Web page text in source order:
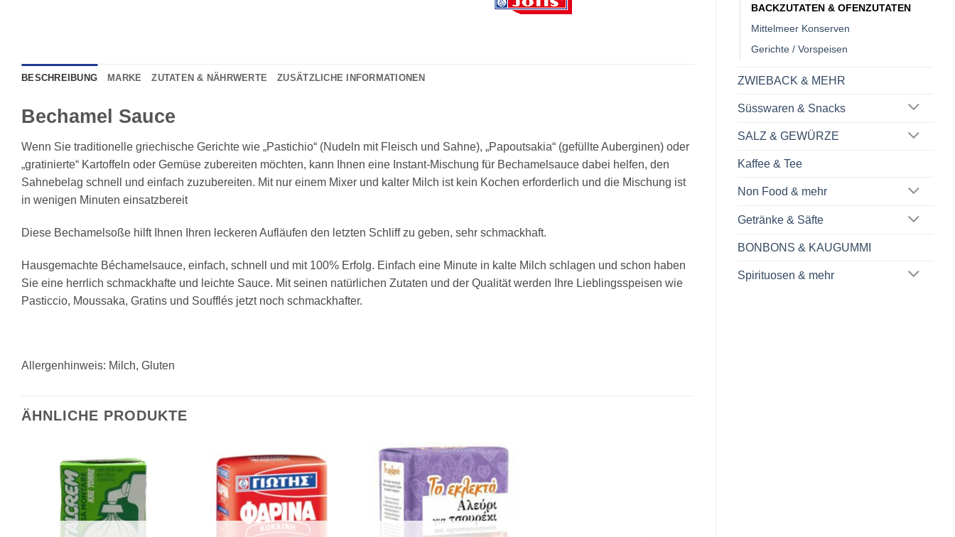
BACKZUTATEN & OFENZUTATEN
Mittelmeer Konserven
Gerichte / Vorspeisen
ZWIEBACK & MEHR
Süsswaren & Snacks
SALZ & GEWÜRZE
Kaffee & Tee
Non Food & mehr
Getränke & Säfte
BONBONS & KAUGUMMI
Spirituosen & mehr
BESCHREIBUNG MARKE ZUTATEN & NÄHRWERTE ZUSÄTZLICHE INFORMATIONEN
Bechamel Sauce
Wenn Sie traditionelle griechische Gerichte wie „Pastichio“ (Nudeln mit Fleisch und Sahne), „Papoutsakia“ (gefüllte Auberginen) oder
„gratinierte“ Kartoffeln oder Gemüse zubereiten möchten, kann Ihnen eine Instant-Mischung für Bechamelsauce dabei helfen, den
Sahnebelag schnell und einfach zuzubereiten. Mit nur einem Mixer und kalter Milch ist kein Kochen erforderlich und die Mischung ist
in wenigen Minuten einsatzbereit
Diese Bechamelsoße hilft Ihnen Ihren leckeren Aufläufen den letzten Schliff zu geben, sehr schmackhaft.
Hausgemachte Béchamelsauce, einfach, schnell und mit 100% Erfolg. Einfach eine Minute in kalte Milch schlagen und schon haben
Sie eine herrlich schmackhafte und leichte Sauce. Mit seinen natürlichen Zutaten und der Qualität werden Ihre Lieblingsspeisen wie
Pasticcio, Moussaka, Gratins und Soufflés jetzt noch schmackhafter.
Allergenhinweis: Milch, Gluten
ÄHNLICHE PRODUKTE